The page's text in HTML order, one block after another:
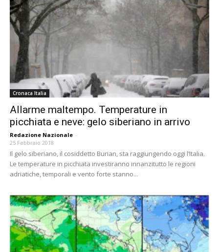
Cronaca Italia
Allarme maltempo. Temperature in
picchiata e neve: gelo siberiano in arrivo
Redazione Nazionale -
25 Febbraio 2018
Il gelo siberiano, il cosiddetto Burian, sta raggiungendo oggi l’Italia.
Le temperature in picchiata investiranno innanzitutto le regioni
adriatiche, temporali e vento forte stanno...